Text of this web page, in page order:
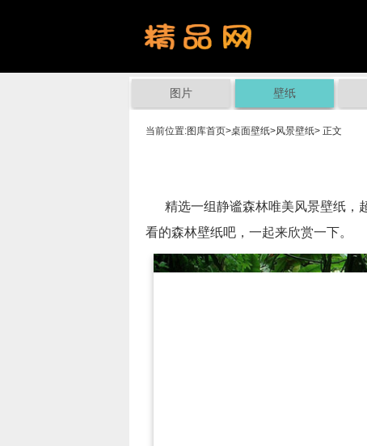
图片 壁纸
当前位置:图库首页>桌面壁纸>风景壁纸> 正文
精选一组静谧森林唯美风景壁纸，
看的森林壁纸吧，一起来欣赏一下。